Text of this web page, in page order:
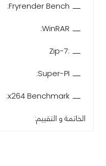
Fryrender Bench:
WinRAR:
:7-Zip
Super-PI:
x264 Benchmark:
الخاتمة و التقييم: